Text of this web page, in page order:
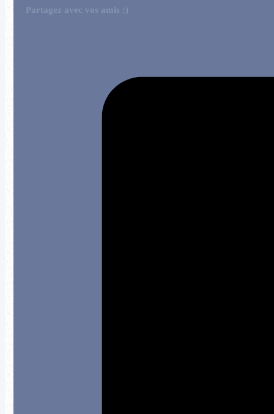
Partagez avec vos amis :)